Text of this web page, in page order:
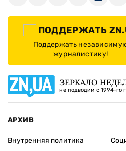
ПОДДЕРЖАТЬ
Поддержать
журналистику!
ЗЕРКАЛО
не подводим с 1994-го
АРХИВ
Внутренняя политика